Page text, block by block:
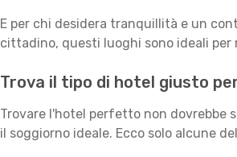
E per chi desidera tranquillità e un
cittadino, questi luoghi sono ideali
Trova il tipo di hotel giusto
Trovare l'hotel perfetto non dovrebbe
il soggiorno ideale. Ecco solo alcune